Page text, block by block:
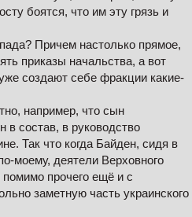
боятся, что им эту грязь и
Причем настолько прямое,
приказы начальства, а вот
создают себе фракции какие-
например, что сын
в состав, в руководство
Так что когда Байден, сидя в
моему, деятели Верховного
прочего ещё и с
заметную часть украинского